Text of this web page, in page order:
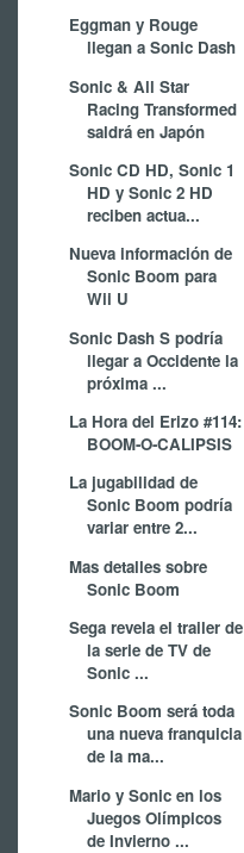
Eggman y Rouge
llegan a Sonic Dash
Sonic & All Star
Racing Transformed
saldrá en Japón
Sonic CD HD, Sonic 1
HD y Sonic 2 HD
reciben actua...
Nueva información de
Sonic Boom para
Wii U
Sonic Dash S podría
llegar a Occidente la
próxima ...
La Hora del Erizo #114:
BOOM-O-CALIPSIS
La jugabilidad de
Sonic Boom podría
variar entre 2...
Mas detalles sobre
Sonic Boom
Sega revela el trailer de
la serie de TV de
Sonic ...
Sonic Boom será toda
una nueva franquicia
de la ma...
Mario y Sonic en los
Juegos Olímpicos
de Invierno ...